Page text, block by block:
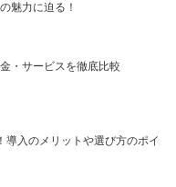
魅力に迫る！
・サービスを徹底比較
導入のメリットや選び方のポイ